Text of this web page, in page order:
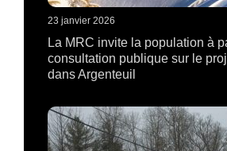
23 janvier 2026
La MRC invite la population à
consultation publique sur le
dans Argenteuil